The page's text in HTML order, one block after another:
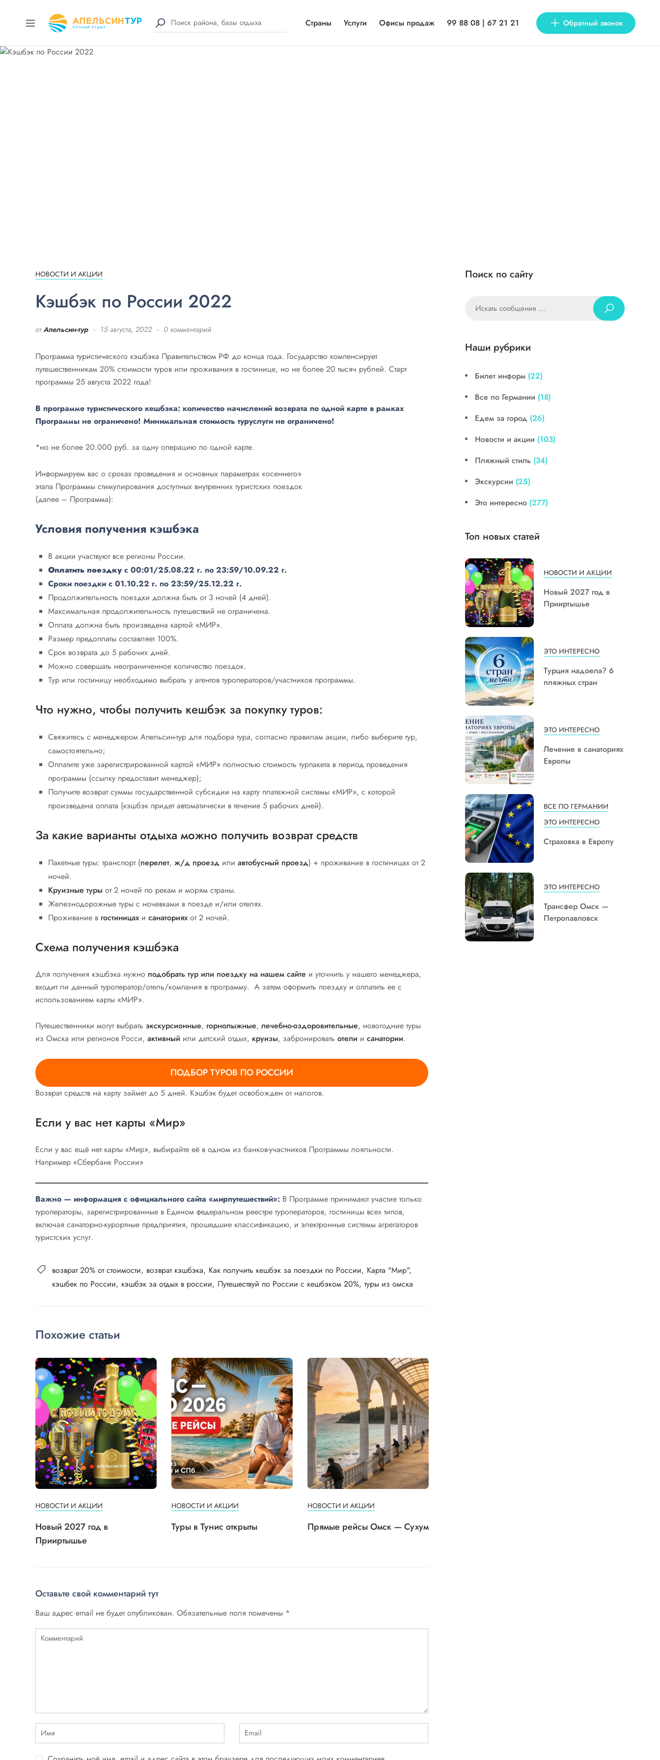
Страны Услуги Офисы продаж 99 88 08 | 67 21 21 Обратный звонок
НОВОСТИ И АКЦИИ
Кэшбэк по России 2022
от Апельсин-тур 15 августа, 2022 0 комментарий
Программа туристического кэшбэка Правительством РФ до конца года. Государство компенсирует
путешественникам 20% стоимости туров или проживания в гостинице, но не более 20 тысяч рублей. Старт
программы 25 августа 2022 года!
В программе туристического кешбэка: количество начислений возврата по одной карте в рамках
Программы не ограничено! Минимальная стоимость туруслуги не ограничено!
*но не более 20.000 руб. за одну операцию по одной карте.
Информируем вас о сроках проведения и основных параметрах «осеннего»
этапа Программы стимулирования доступных внутренних туристских поездок
(далее – Программа):
Условия получения кэшбэка
В акции участвуют все регионы России.
Оплатить поездку с 00:01/25.08.22 г. по 23:59/10.09.22 г.
Сроки поездки с 01.10.22 г. по 23:59/25.12.22 г.
Продолжительность поездки должна быть от 3 ночей (4 дней).
Максимальная продолжительность путешествий не ограничена.
Оплата должна быть произведена картой «МИР».
Размер предоплаты составляет 100%.
Срок возврата до 5 рабочих дней.
Можно совершать неограниченное количество поездок.
Тур или гостиницу необходимо выбрать у агентов туроператоров/участников программы.
Что нужно, чтобы получить кешбэк за покупку туров:
Свяжитесь с менеджером Апельсин-тур для подбора тура, согласно правилам акции, либо выберите тур,
самостоятельно;
Оплатите уже зарегистрированной картой «МИР» полностью стоимость турпакета в период проведения
программы (ссылку предоставит менеджер);
Получите возврат суммы государственной субсидии на карту платежной системы «МИР», с которой
произведена оплата (кэшбэк придет автоматически в течение 5 рабочих дней).
За какие варианты отдыха можно получить возврат средств
Пакетные туры: транспорт (перелет, ж/д проезд или автобусный проезд) + проживание в гостиницах от 2
ночей.
Круизные туры от 2 ночей по рекам и морям страны.
Железнодорожные туры с ночевками в поезде и/или отелях.
Проживание в гостиницахи санаторияхот 2 ночей.
Схема получения кэшбэка
Для получения кэшбэка нужно подобрать тур или поездку на нашем сайте и уточнить у нашего менеджера,
входит ли данный туроператор/отель/компания в программу. А затем оформить поездку и оплатить ее с
использованием карты «МИР».
Путешественники могут выбрать экскурсионные, горнолыжные, лечебно-оздоровительные, новогодние туры
из Омска или регионов Росси, активный или детский отдых, круизы, забронировать отели и санатории.
ПОДБОР ТУРОВ ПО РОССИИ
Возврат средств на карту займет до 5 дней. Кэшбэк будет освобожден от налогов.
Если у вас нет карты «Мир»
Если у вас ещё нет карты «Мир», выбирайте её в одном из банков-участников Программы лояльности.
Например «Сбербанк России»
Важно — информация с официального сайта «мирпутешествий»: В Программе принимают участие только
туроператоры, зарегистрированные в Едином федеральном реестре туроператоров, гостиницы всех типов,
включая санаторно-курортные предприятия, прошедшие классификацию, и электронные системы агрегаторов
туристских услуг.
возврат 20% от стоимости возврат кэшбэка Как получить кешбэк за поездки по России Карта "Мир"
кэшбек по России кэшбэк за отдых в россии Путешествуй по России с кешбэком 20% туры из омска
Похожие статьи
НОВОСТИ И АКЦИИ
Новый 2027 год в
Прииртышье
НОВОСТИ И АКЦИИ
Туры в Тунис открыты
НОВОСТИ И АКЦИИ
Прямые рейсы Омск — Сухум
Оставьте свой комментарий тут
Ваш адрес email не будет опубликован. Обязательные поля помечены *
Поиск по сайту
Наши рубрики
Билет информ (22)
Все по Германии (18)
Едем за город (26)
Новости и акции (103)
Пляжный стиль (34)
Экскурсии (25)
Это интересно (277)
Топ новых статей
НОВОСТИ И АКЦИИ
Новый 2027 год в
Прииртышье
ЭТО ИНТЕРЕСНО
Турция надоела? 6
пляжных стран
ЭТО ИНТЕРЕСНО
Лечение в санаториях
Европы
ВСЕ ПО ГЕРМАНИИ
ЭТО ИНТЕРЕСНО
Страховка в Европу
ЭТО ИНТЕРЕСНО
Трансфер Омск —
Петропавловск